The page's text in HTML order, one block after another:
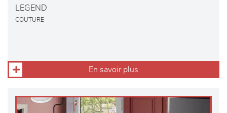
LEGEND
COUTURE
En savoir plus